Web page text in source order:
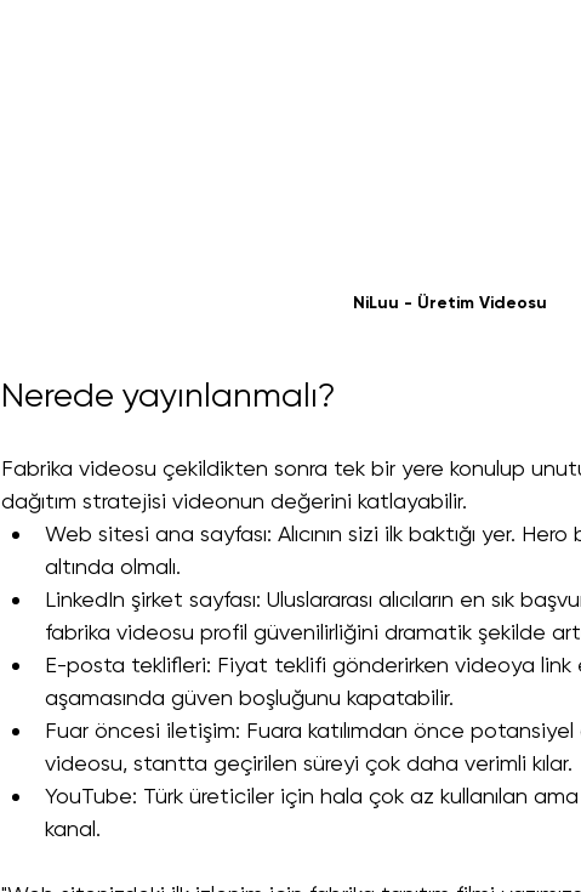
NiLuu - Üretim Videosu
Nerede yayınlanmalı?
Fabrika videosu çekildikten sonra tek bir yere konulup
dağıtım stratejisi videonun değerini katlayabilir.
Web sitesi ana sayfası: Alıcının sizi ilk baktığı yer.
altında olmalı.
LinkedIn şirket sayfası: Uluslararası alıcıların en sık
fabrika videosu profil güvenilirliğini dramatik şekilde
E-posta teklifleri: Fiyat teklifi gönderirken videoya link
aşamasında güven boşluğunu kapatabilir.
Fuar öncesi iletişim: Fuara katılımdan önce potansiyel
videosu, stantta geçirilen süreyi çok daha verimli kılar.
YouTube: Türk üreticiler için hala çok az kullanılan
kanal.